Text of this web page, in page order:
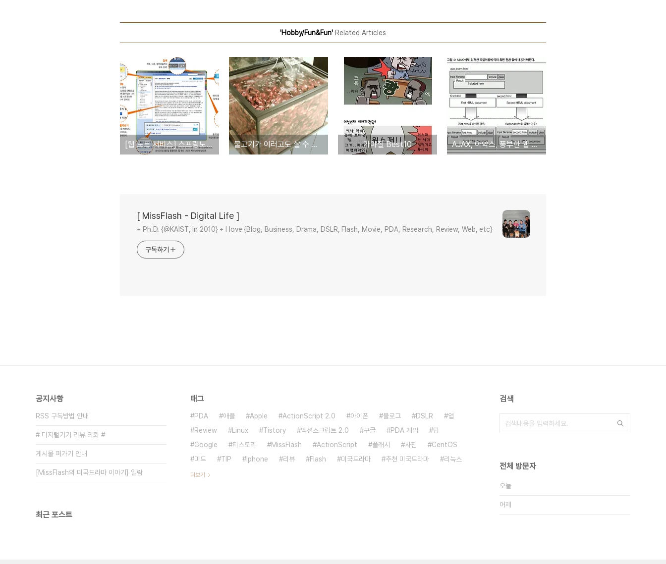
'Hobby/Fun&Fun' Related Articles
[웹 노트 서비스] 스프링노트를 소개합니다. 물고기가 이러고도 살 수 있을까??? 가야질 Best10 AJAX, 아약스, 풍부한 웹 UI 구현을 위한 기술 집합체
[ MissFlash - Digital Life ]
+ Ph.D. {@KAIST, in 2010} + I love {Blog, Business, Drama, DSLR, Flash, Movie, PDA, Research, Review, Web, etc}
구독하기
공지사항
RSS 구독방법 안내
# 디지털기기 리뷰 의뢰 #
게시물 퍼가기 안내
[MissFlash의 미국드라마 이야기] 일람
최근 포스트
태그
PDA 애플 Apple ActionScript 2.0 아이폰 블로그 DSLR
앱
Review
Linux Tistory 액션스크립트 2.0 구글 PDA 게임
팁
Google
티스토리 MissFlash ActionScript 플래시 사진
CentOS
미드
TIP iphone 리뷰 Flash 미국드라마 추천 미국드라마 리눅스
더보기
검색
전체 방문자
오늘
어제